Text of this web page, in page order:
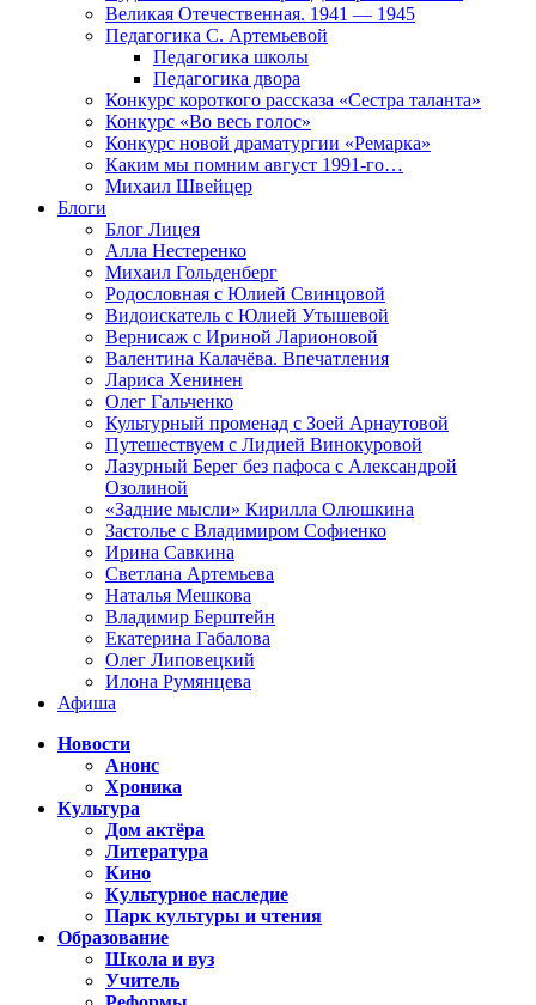
Великая Отечественная. 1941 — 1945
Педагогика С. Артемьевой
Педагогика школы
Педагогика двора
Конкурс короткого рассказа «Сестра таланта»
Конкурс «Во весь голос»
Конкурс новой драматургии «Ремарка»
Каким мы помним август 1991-го…
Михаил Швейцер
Блоги
Блог Лицея
Алла Нестеренко
Михаил Гольденберг
Родословная с Юлией Свинцовой
Видоискатель с Юлией Утышевой
Вернисаж с Ириной Ларионовой
Валентина Калачёва. Впечатления
Лариса Хенинен
Олег Гальченко
Культурный променад с Зоей Арнаутовой
Путешествуем с Лидией Винокуровой
Лазурный Берег без пафоса с Александрой
Озолиной
«Задние мысли» Кирилла Олюшкина
Застолье с Владимиром Софиенко
Ирина Савкина
Светлана Артемьева
Наталья Мешкова
Владимир Берштейн
Екатерина Габалова
Олег Липовецкий
Илона Румянцева
Афиша
Новости
Анонс
Хроника
Культура
Дом актёра
Литература
Кино
Культурное наследие
Парк культуры и чтения
Образование
Школа и вуз
Учитель